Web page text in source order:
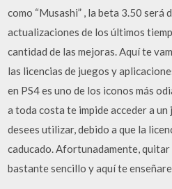
como “Musashi” , la beta 3.50 será
actualizaciones de los últimos
cantidad de las mejoras. Aquí te
las licencias de juegos y
en PS4 es uno de los iconos más
a toda costa te impide acceder a
desees utilizar, debido a que la
caducado. Afortunadamente, quitar
bastante sencillo y aquí te